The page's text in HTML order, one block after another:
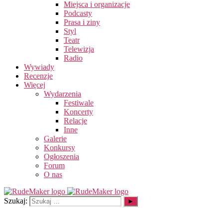
Miejsca i organizacje
Podcasty
Prasa i ziny
Styl
Teatr
Telewizja
Radio
Wywiady
Recenzje
Więcej
Wydarzenia
Festiwale
Koncerty
Relacje
Inne
Galerie
Konkursy
Ogłoszenia
Forum
O nas
Szukaj: